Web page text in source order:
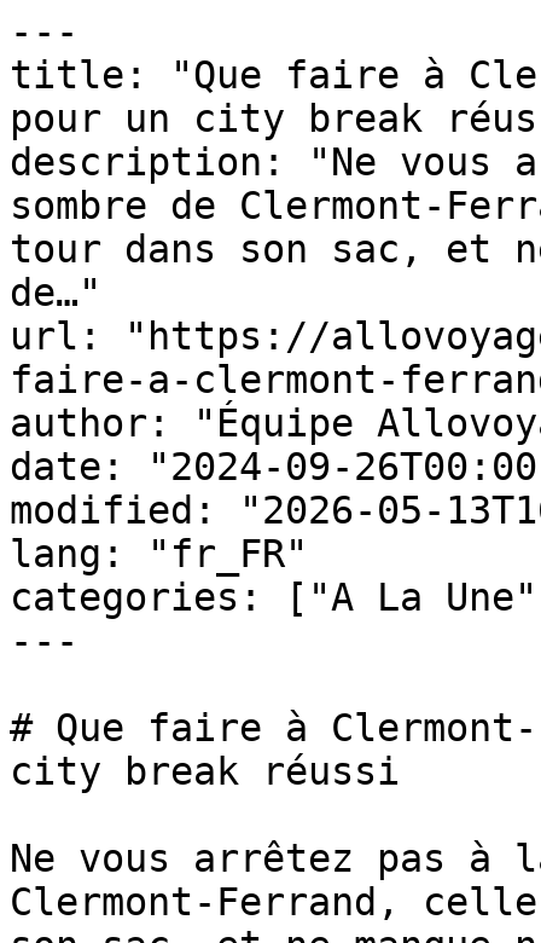
---
title: "Que faire à
pour un city break
description: "Ne vous
sombre de Clermont-
tour dans son sac, et
de…"
url: "https://
faire-a-clermont-
author: "Équipe
date: "2024-09-
modified: "2026-05-
lang: "fr_FR"
categories: ["A La
---
# Que faire à
city break réussi
Ne vous arrêtez pas à
Clermont-Ferrand,